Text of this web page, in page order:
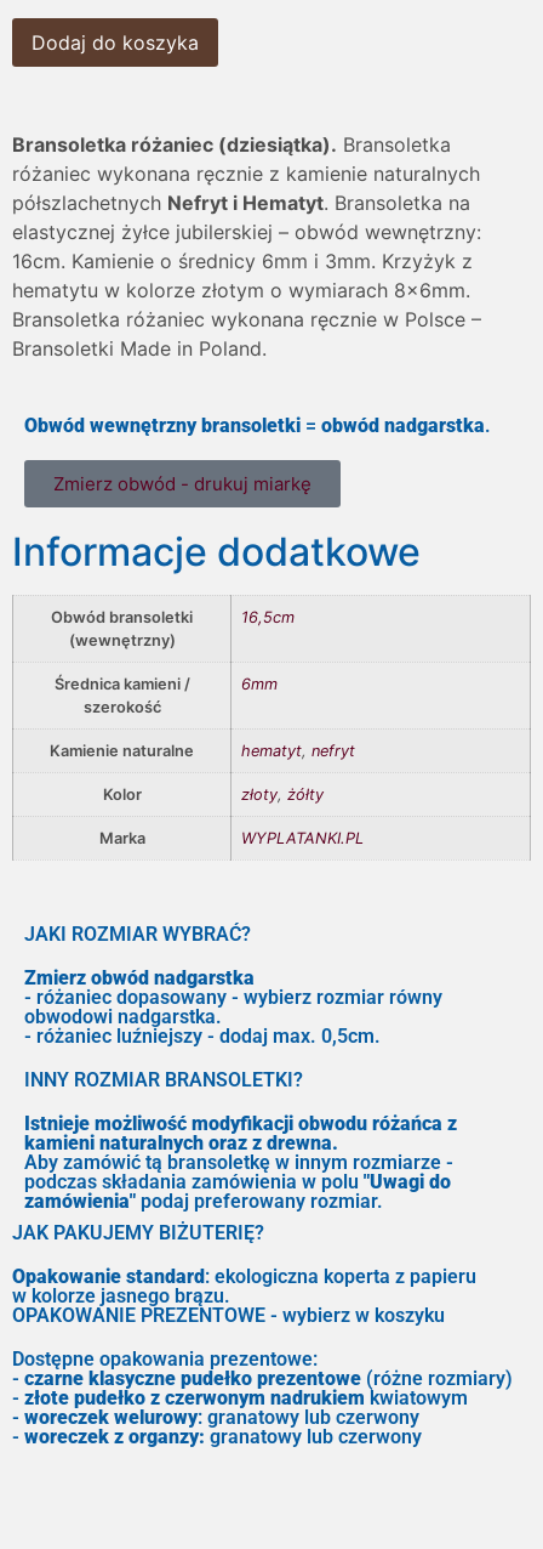
Dodaj do koszyka
Bransoletka różaniec (dziesiątka). Bransoletka
różaniec wykonana ręcznie z kamienie naturalnych
półszlachetnych Nefryt i Hematyt. Bransoletka na
elastycznej żyłce jubilerskiej – obwód wewnętrzny:
16cm. Kamienie o średnicy 6mm i 3mm. Krzyżyk z
hematytu w kolorze złotym o wymiarach 8x6mm.
Bransoletka różaniec wykonana ręcznie w Polsce –
Bransoletki Made in Poland.
Obwód wewnętrzny bransoletki = obwód nadgarstka.
Zmierz obwód - drukuj miarkę
Informacje dodatkowe
Obwód bransoletki
(wewnętrzny)
16,5cm
Średnica kamieni /
szerokość
6mm
Kamienie naturalne hematyt, nefryt
Kolor złoty, żółty
Marka WYPLATANKI.PL
JAKI ROZMIAR WYBRAĆ?
Zmierz obwód nadgarstka
- różaniec dopasowany - wybierz rozmiar równy
obwodowi nadgarstka.
- różaniec luźniejszy - dodaj max. 0,5cm.
INNY ROZMIAR BRANSOLETKI?
Istnieje możliwość modyfikacji obwodu różańca z
kamieni naturalnych oraz z drewna.
Aby zamówić tą bransoletkę w innym rozmiarze -
podczas składania zamówienia w polu "Uwagi do
zamówienia" podaj preferowany rozmiar.
JAK PAKUJEMY BIŻUTERIĘ?
Opakowanie standard : ekologiczna koperta z papieru
w kolorze jasnego brązu.
OPAKOWANIE PREZENTOWE - wybierz w koszyku
Dostępne opakowania prezentowe:
- czarne klasyczne pudełko prezentowe (różne rozmiary)
- złote pudełko z czerwonym nadrukiem kwiatowym
- woreczek welurowy: granatowy lub czerwony
- woreczek z organzy: granatowy lub czerwony